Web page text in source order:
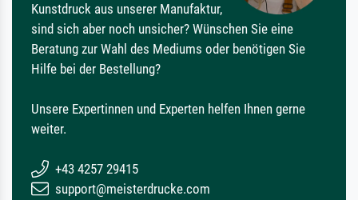
Kunstdruck aus unserer Manufaktur,
sind sich aber noch unsicher? Wünschen Sie eine
Beratung zur Wahl des Mediums oder benötigen Sie
Hilfe bei der Bestellung?
Unsere Expertinnen und Experten helfen Ihnen gerne
weiter.
+43 4257 29415
support@meisterdrucke.com